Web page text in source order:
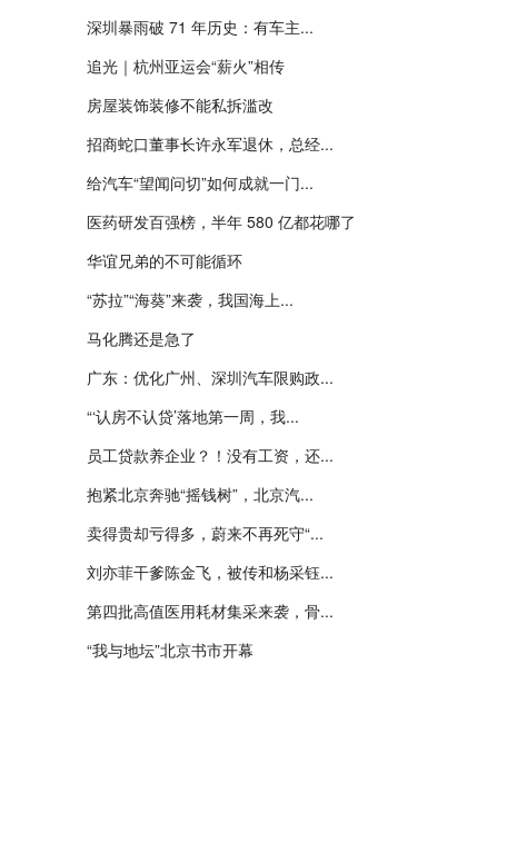
深圳暴雨破 71 年历史：有车主...
追光｜杭州亚运会“薪火”相传
房屋装饰装修不能私拆滥改
招商蛇口董事长许永军退休，总经...
给汽车“望闻问切”如何成就一门...
医药研发百强榜，半年 580 亿都花哪了
华谊兄弟的不可能循环
“苏拉”“海葵”来袭，我国海上...
马化腾还是急了
广东：优化广州、深圳汽车限购政...
“‘认房不认贷’落地第一周，我...
员工贷款养企业？！没有工资，还...
抱紧北京奔驰“摇钱树”，北京汽...
卖得贵却亏得多，蔚来不再死守“...
刘亦菲干爹陈金飞，被传和杨采钰...
第四批高值医用耗材集采来袭，骨...
“我与地坛”北京书市开幕